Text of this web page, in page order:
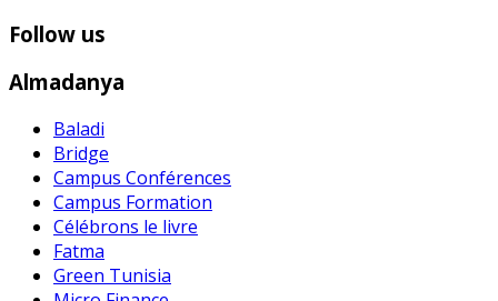
Follow us
Almadanya
Baladi
Bridge
Campus Conférences
Campus Formation
Célébrons le livre
Fatma
Green Tunisia